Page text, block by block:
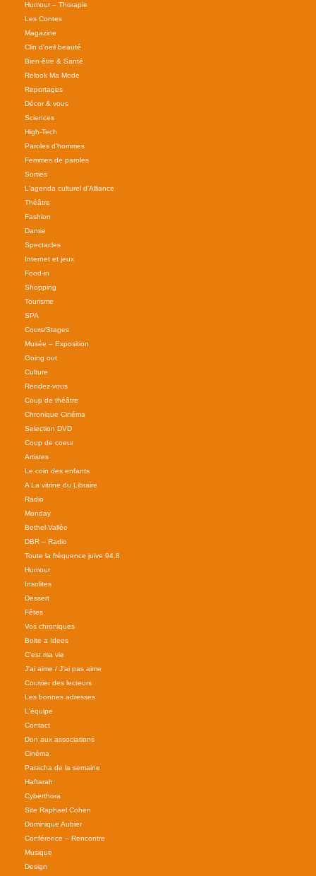
Humour – Thorapie
Les Contes
Magazine
Clin d'oeil beauté
Bien-être & Santé
Relook Ma Mode
Reportages
Décor & vous
Sciences
High-Tech
Paroles d'hommes
Femmes de paroles
Sorties
L'agenda culturel d'Alliance
Théâtre
Fashion
Danse
Spectacles
Internet et jeux
Food-in
Shopping
Tourisme
SPA
Cours/Stages
Musée – Exposition
Going out
Culture
Rendez-vous
Coup de théâtre
Chronique Cinéma
Selection DVD
Coup de coeur
Artistes
Le coin des enfants
A La vitrine du Libraire
Radio
Monday
Bethel-Vallée
DBR – Radio
Toute la fréquence juive 94.8
Humour
Insolites
Dessert
Fêtes
Vos chroniques
Boite a Idees
C'est ma vie
J'ai aime / J'ai pas aime
Courrier des lecteurs
Les bonnes adresses
L'équipe
Contact
Don aux associations
Cinéma
Paracha de la semaine
Haftarah
Cyberthora
Site Raphael Cohen
Dominique Aubier
Conférence – Rencontre
Musique
Design